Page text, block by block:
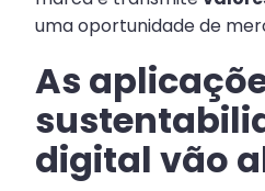
uma oportunidade de
As
digital vão